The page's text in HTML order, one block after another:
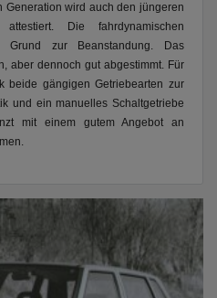
Generation wird auch den jüngeren
Die fahrdynamischen
Grund zur Beanstandung. Das
aber dennoch gut abgestimmt. Für
beide gängigen Getriebearten zur
und ein manuelles Schaltgetriebe
mit einem gutem Angebot an